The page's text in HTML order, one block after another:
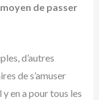
de passer
d’autres
de s’amuser
en a pour tous les